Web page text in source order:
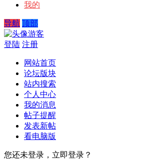
我的
导航 顶部
游客
登陆 注册
网站首页
论坛版块
站内搜索
个人中心
我的消息
帖子提醒
发表新帖
看电脑版
您还未登录，立即登录？